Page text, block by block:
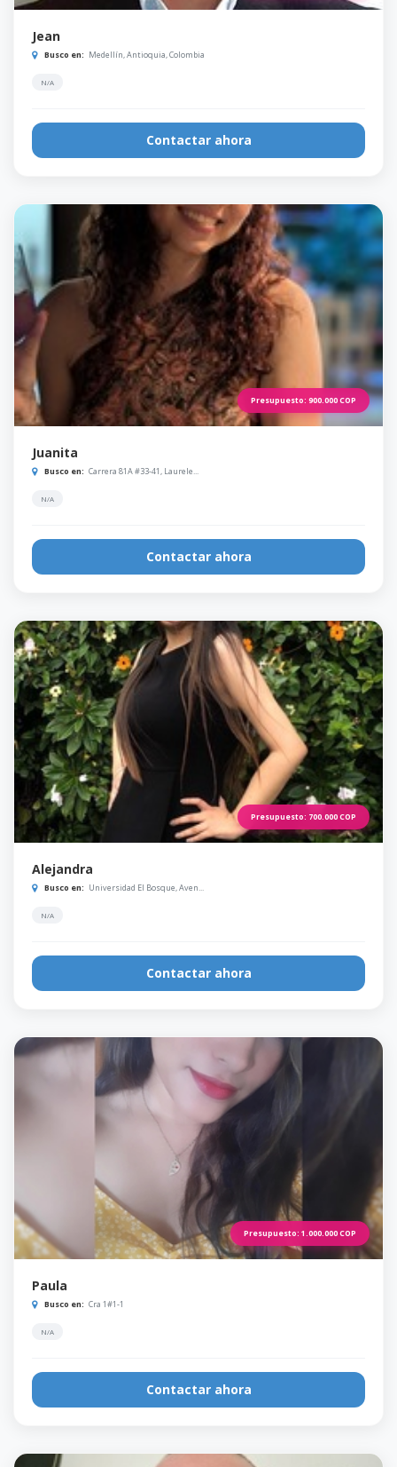
Jean
Busco en: Medellín, Antioquia, Colombia
N/A
Contactar ahora
Presupuesto: 900.000COP
Juanita
Busco en: Carrera 81A #33-41, Laurele...
N/A
Contactar ahora
Presupuesto: 700.000COP
Alejandra
Busco en: Universidad El Bosque, Aven...
N/A
Contactar ahora
Presupuesto: 1.000.000COP
Paula
Busco en: Cra 1#1-1
N/A
Contactar ahora